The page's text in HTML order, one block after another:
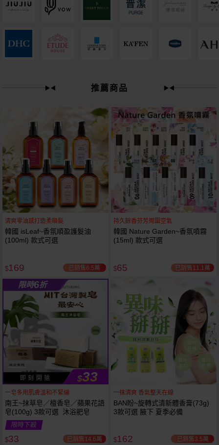
限時
狂殺61折
立刻送
推薦商品
清爽零油感打造柔順髮
韓國 isLeaf~香氛順盈護髮油
(100ml) 款式可選
$169 已銷售6.5萬
持久餘香芬芳周圍空氣
韓國 Nature Garden~香氛噴霧
(15ml) 款式可選
$65 已銷售11.1萬
限時6折
即 刻 開 搶 $33
一皂多用肌膚溫和不緊繃
南王~抹草皂／檀香皂／蘋果花語
皂(100g) 3款可選 沐浴肥皂
限時下殺
$33 已銷售14.6萬
一抹清爽 香氣整天在線
BAN盼~旋轉式清新體香膏(73g)
3款可選 腋下 夏季必備
$162 已銷售3.5萬